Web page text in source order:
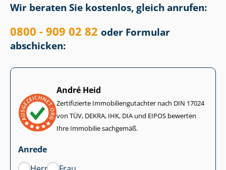
Wir beraten Sie kostenlos, gleich anrufen:
0800 - 909 02 82 oder Formular
abschicken:
André Heid
Zertifizierte Im­mo­bi­li­en­gut­ach­ter nach DIN 17024
von TÜV, DEKRA, IHK, DIA und EIPOS bewerten
Ihre Immobilie sachgemäß.
Anrede